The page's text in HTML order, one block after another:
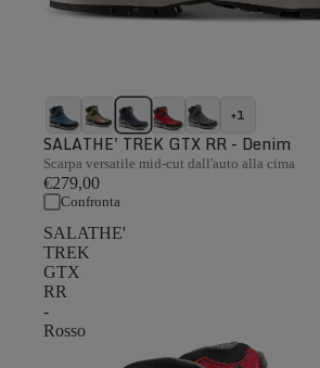
+1
SALATHE' TREK GTX RR - Denim
Scarpa versatile mid-cut dall'auto alla cima
€279,00
Confronta
SALATHE'
TREK
GTX
RR
-
Rosso